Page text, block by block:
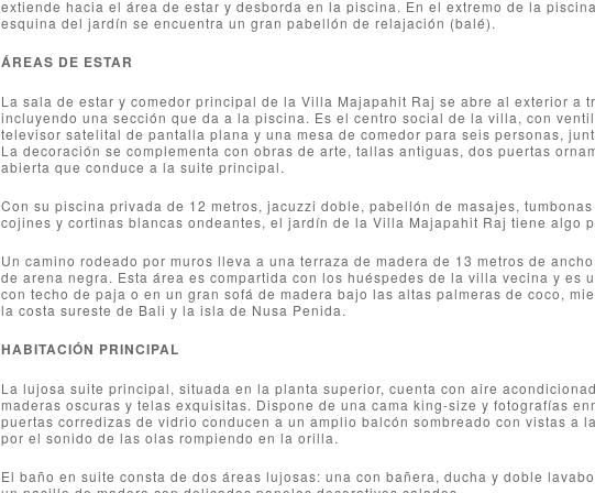
extiende hacia el área de estar y desborda en la piscina. En el extremo de la
esquina del jardín se encuentra un gran pabellón de relajación (balé).
ÁREAS DE ESTAR
La sala de estar y comedor principal de la Villa Majapahit Raj se abre al exterior a
incluyendo una sección que da a la piscina. Es el centro social de la villa, con
televisor satelital de pantalla plana y una mesa de comedor para seis personas,
La decoración se complementa con obras de arte, tallas antiguas, dos puertas
abierta que conduce a la suite principal.
Con su piscina privada de 12 metros, jacuzzi doble, pabellón de masajes,
cojines y cortinas blancas ondeantes, el jardín de la Villa Majapahit Raj tiene algo
Un camino rodeado por muros lleva a una terraza de madera de 13 metros de
de arena negra. Esta área es compartida con los huéspedes de la villa vecina y es
con techo de paja o en un gran sofá de madera bajo las altas palmeras de coco,
la costa sureste de Bali y la isla de Nusa Penida.
HABITACIÓN PRINCIPAL
La lujosa suite principal, situada en la planta superior, cuenta con aire
maderas oscuras y telas exquisitas. Dispone de una cama king-size y fotografías
puertas corredizas de vidrio conducen a un amplio balcón sombreado con vistas a
por el sonido de las olas rompiendo en la orilla.
El baño en suite consta de dos áreas lujosas: una con bañera, ducha y doble